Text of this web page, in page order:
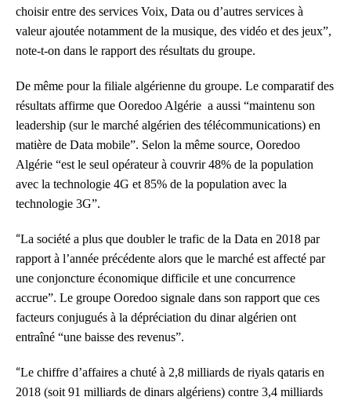
choisir entre des services Voix, Data ou d’autres services à
valeur ajoutée notamment de la musique, des vidéo et des jeux”,
note-t-on dans le rapport des résultats du groupe.
De même pour la filiale algérienne du groupe. Le comparatif des
résultats affirme que Ooredoo Algérie a aussi “maintenu son
leadership (sur le marché algérien des télécommunications) en
matière de Data mobile”. Selon la même source, Ooredoo
Algérie “est le seul opérateur à couvrir 48% de la population
avec la technologie 4G et 85% de la population avec la
technologie 3G”.
“La société a plus que doubler le trafic de la Data en 2018 par
rapport à l’année précédente alors que le marché est affecté par
une conjoncture économique difficile et une concurrence
accrue”. Le groupe Ooredoo signale dans son rapport que ces
facteurs conjugués à la dépréciation du dinar algérien ont
entraîné “une baisse des revenus”.
“Le chiffre d’affaires a chuté à 2,8 milliards de riyals qataris en
2018 (soit 91 milliards de dinars algériens) contre 3,4 milliards